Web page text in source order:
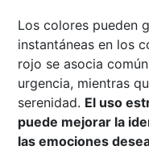
Los colores pueden
instantáneas en los
rojo se asocia
urgencia, mientras
serenidad. El uso
puede mejorar la
las emociones